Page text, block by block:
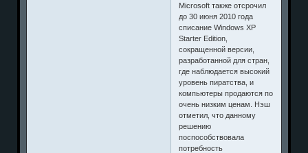
Microsoft также отсрочил
до 30 июня 2010 года
списание Windows XP
Starter Edition,
сокращенной версии,
разработанной для стран,
где наблюдается высокий
уровень пиратства, и
компьютеры продаются по
очень низким ценам. Нэш
отметил, что данному
решению
поспособствовала
потребность